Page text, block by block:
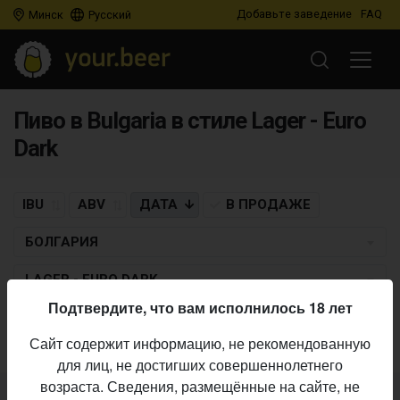
Минск Русский Добавьте заведение FAQ
Пиво в Bulgaria в стиле Lager - Euro
Dark
IBU ABV ДАТА В ПРОДАЖЕ
БОЛГАРИЯ
LAGER - EURO DARK
Пиво по заданным критериям не найдено
Подтвердите, что вам исполнилось 18 лет
Сайт содержит информацию, не рекомендованную
для лиц, не достигших совершеннолетнего
возраста. Сведения, размещённые на сайте, не